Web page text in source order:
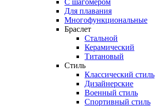
С шагомером
Для плавания
Многофункциональные
Браслет
Стальной
Керамический
Титановый
Стиль
Классический стиль
Дизайнерские
Военный стиль
Спортивный стиль